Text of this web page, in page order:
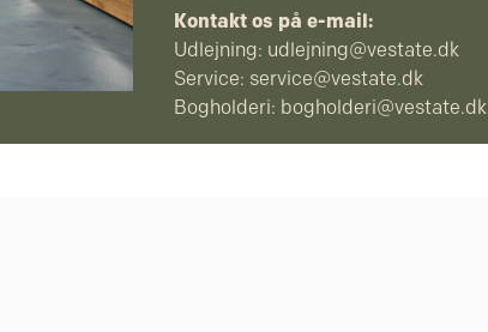
Kontakt os på e-mail:
Udlejning: udlejning@vestate.dk
Service: service@vestate.dk
Bogholderi: bogholderi@vestate.dk